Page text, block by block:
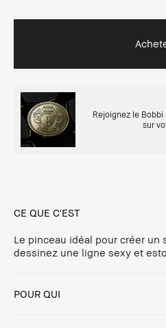
Rejoignez le
sur
CE QUE C'EST
Le pinceau idéal pour créer un
dessinez une ligne sexy et
POUR QUI